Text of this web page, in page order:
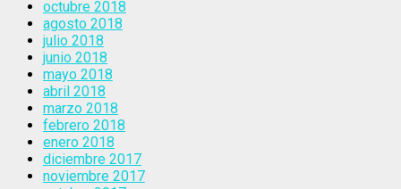
octubre 2018
agosto 2018
julio 2018
junio 2018
mayo 2018
abril 2018
marzo 2018
febrero 2018
enero 2018
diciembre 2017
noviembre 2017